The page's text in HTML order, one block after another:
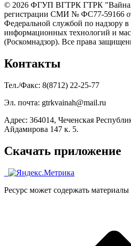
© 2026 ФГУП ВГТРК ГТРК
регистрации СМИ № ФС77-59166
Федеральной службой по надзору в
информационных технологий и
(Роскомнадзор). Все права
Контакты
Тел./Факс: 8(8712) 22-25-77
Эл. почта: gtrkvainah@mail.ru
Адрес: 364014, Чеченская
Айдамирова 147 к. 5.
Скачать приложение
Ресурс может содержать материалы